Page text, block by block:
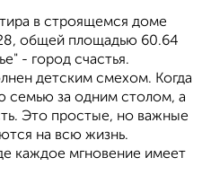
в строящемся доме
общей площадью 60.64
- город счастья.
детским смехом. Когда
семью за одним столом, а
Это простые, но важные
на всю жизнь.
каждое мгновение имеет